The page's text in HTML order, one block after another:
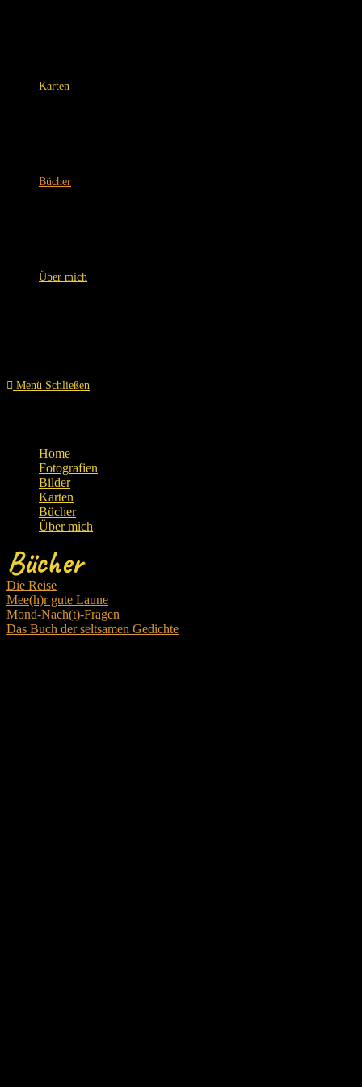
Karten
Bücher
Über mich
Menü Schließen
Home
Fotografien
Bilder
Karten
Bücher
Über mich
Bücher
Die Reise
Mee(h)r gute Laune
Mond-Nach(t)-Fragen
Das Buch der seltsamen Gedichte